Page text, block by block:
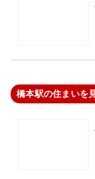
橋本駅の住まいを